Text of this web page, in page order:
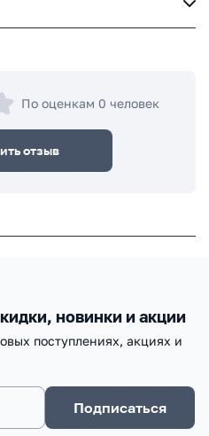
По оценкам 0 человек
отзыв
новинки и акции
поступлениях, акциях и
Подписаться